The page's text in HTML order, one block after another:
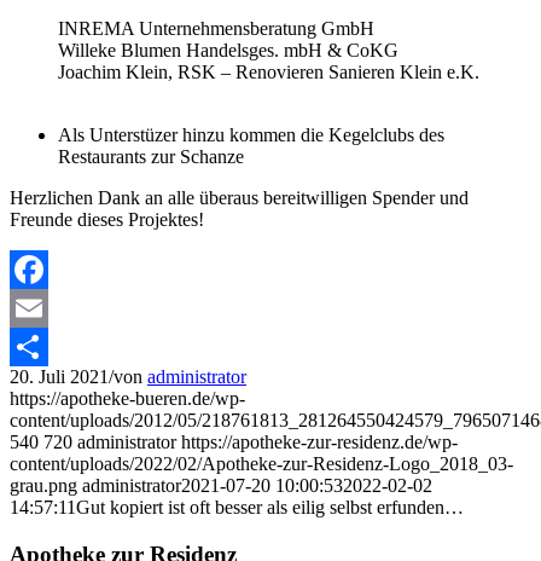
INREMA Unternehmensberatung GmbH
Willeke Blumen Handelsges. mbH & CoKG
Joachim Klein, RSK – Renovieren Sanieren Klein e.K.
Als Unterstüzer hinzu kommen die Kegelclubs des
Restaurants zur Schanze
Herzlichen Dank an alle überaus bereitwilligen Spender und
Freunde dieses Projektes!
Facebook
Email
Teilen
20. Juli 2021/von administrator
https://apotheke-bueren.de/wp-
content/uploads/2012/05/
540 720 administrator https://apotheke-zur-residenz.de/wp-
content/uploads/2022/02/Apotheke-zur-Residenz-Logo_2018_03-
grau.png administrator2021-07-20 10:00:532022-02-02
14:57:11Gut kopiert ist oft besser als eilig selbst erfunden…
Apotheke zur Residenz